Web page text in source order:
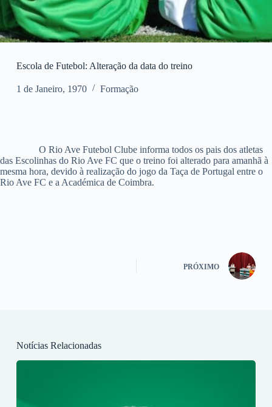
Escola de Futebol: Alteração da data do treino
1 de Janeiro, 1970 Formação
O Rio Ave Futebol Clube informa todos os pais dos atletas
das Escolinhas do Rio Ave FC que o treino foi alterado para amanhã à
mesma hora, devido à realização do jogo da Taça de Portugal entre o
Rio Ave FC e a Académica de Coimbra.
PRÓXIMO
Notícias Relacionadas